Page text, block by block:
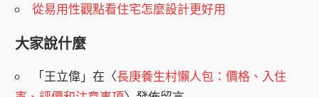
從易用性觀點看住宅怎麼設計更好用
大家說什麼
「王立偉」在〈長庚養生村懶人包：價格、入住